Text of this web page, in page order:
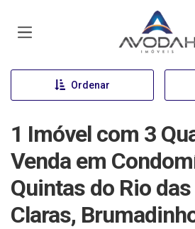
Página inicial
Ordenar
1 Imóvel com 3
Venda em
Quintas do Rio
Claras,